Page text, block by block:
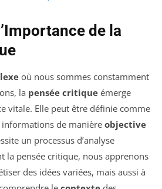
de la
où nous sommes constamment
la pensée critique émerge
vitale. Elle peut être définie comme
informations de manière objective
un processus d’analyse
la pensée critique, nous apprenons
des idées variées, mais aussi à